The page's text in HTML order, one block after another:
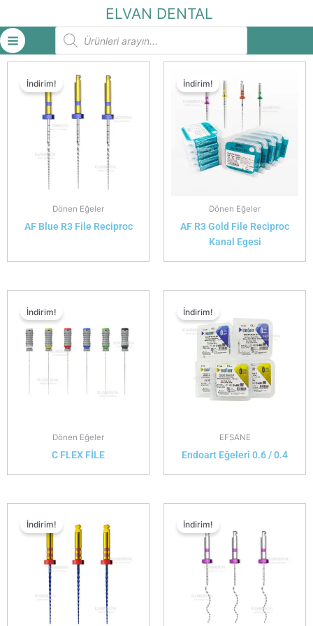
ELVAN DENTAL
Products
search
İndirim!
Dönen Eğeler
AF Blue R3 File Reciproc
İndirim!
Dönen Eğeler
AF R3 Gold File Reciproc
Kanal Egesi
İndirim!
Dönen Eğeler
C FLEX FİLE
İndirim!
EFSANE
Endoart Eğeleri 0.6 / 0.4
İndirim! İndirim!